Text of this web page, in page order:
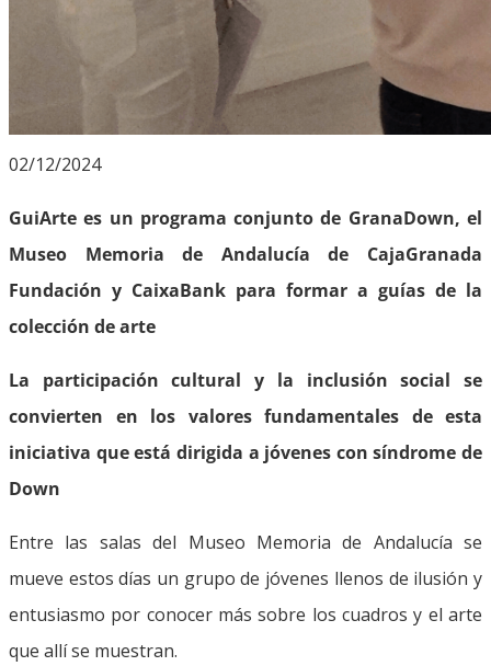
02/12/2024
GuiArte es un programa conjunto de GranaDown, el
Museo Memoria de Andalucía de CajaGranada
Fundación y CaixaBank para formar a guías de la
colección de arte
La participación cultural y la inclusión social se
convierten en los valores fundamentales de esta
iniciativa que está dirigida a jóvenes con síndrome de
Down
Entre las salas del Museo Memoria de Andalucía se
mueve estos días un grupo de jóvenes llenos de ilusión y
entusiasmo por conocer más sobre los cuadros y el arte
que allí se muestran.